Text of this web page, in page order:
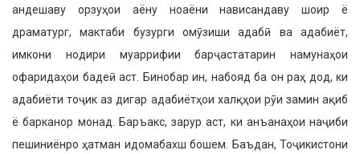
андешаву орзуҳои аёну ноаёни нависандаву шоир ё
драматург, мактаби бузурги омӯзиши адабӣ ва адабиёт,
имкони нодири муаррифии барҷастатарин намунаҳои
офаридаҳои бадеӣ аст. Бинобар ин, набояд ба он раҳ дод, ки
адабиёти тоҷик аз дигар адабиётҳои халқҳои рӯи замин ақиб
ё барканор монад. Баръакс, зарур аст, ки анъанаҳои наҷиби
пешиниёнро ҳатман идомабахш бошем. Баъдан, Тоҷикистони